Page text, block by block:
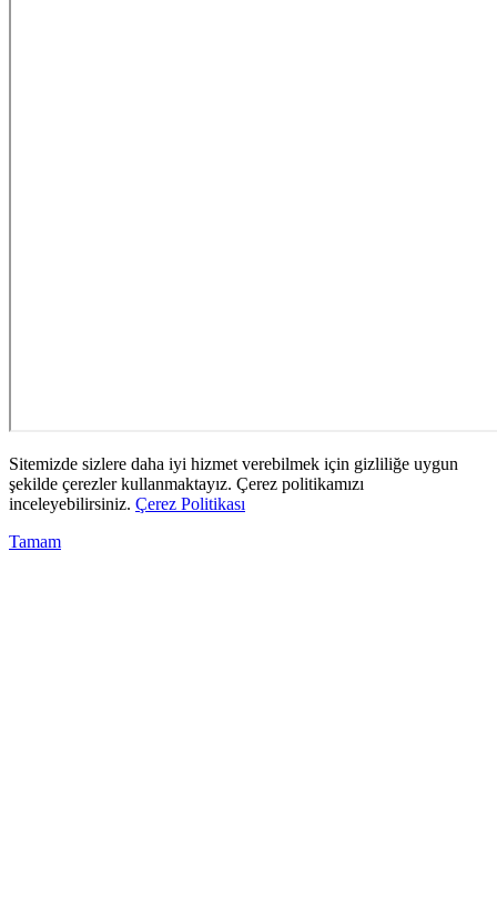
Sitemizde sizlere daha iyi hizmet verebilmek için gizliliğe uygun
şekilde çerezler kullanmaktayız. Çerez politikamızı
inceleyebilirsiniz. Çerez Politikası
Tamam